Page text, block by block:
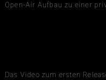
Open-Air Aufbau zu einer
Das Video zum ersten